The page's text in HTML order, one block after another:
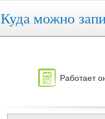
Куда можно
Работает